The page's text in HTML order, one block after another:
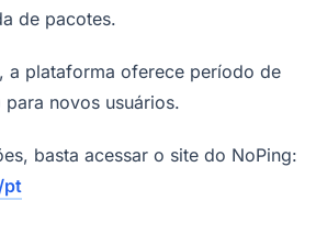
de pacotes.
a plataforma oferece período de
para novos usuários.
basta acessar o site do NoPing:
pt